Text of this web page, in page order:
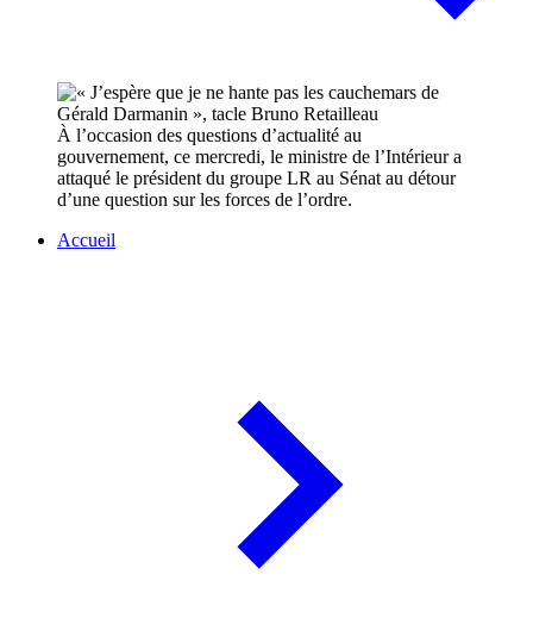
À l’occasion des questions d’actualité au
gouvernement, ce mercredi, le ministre de l’Intérieur a
attaqué le président du groupe LR au Sénat au détour
d’une question sur les forces de l’ordre.
Accueil